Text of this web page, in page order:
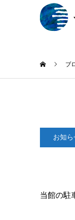
ブ
お知ら
当館の駐